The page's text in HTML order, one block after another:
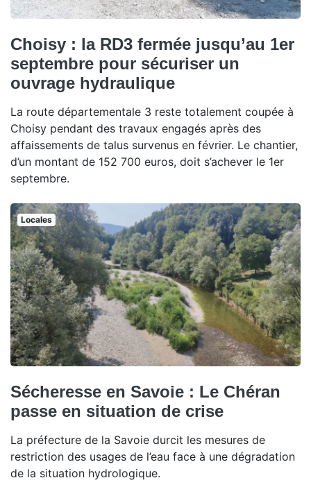
Choisy : la RD3 fermée jusqu’au 1er
septembre pour sécuriser un
ouvrage hydraulique
La route départementale 3 reste totalement coupée à
Choisy pendant des travaux engagés après des
affaissements de talus survenus en février. Le chantier,
d’un montant de 152 700 euros, doit s’achever le 1er
septembre.
Locales
Sécheresse en Savoie : Le Chéran
passe en situation de crise
La préfecture de la Savoie durcit les mesures de
restriction des usages de l’eau face à une dégradation
de la situation hydrologique.